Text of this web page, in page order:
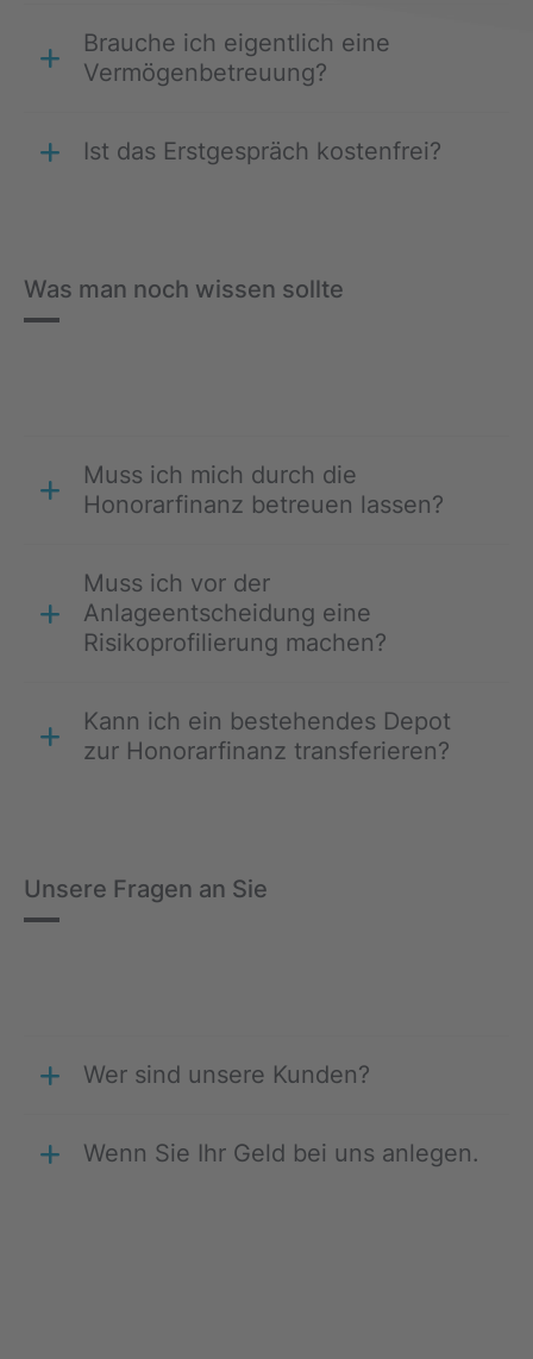
Brauche ich eigentlich eine
Vermögenbetreuung?
Ist das Erstgespräch kostenfrei?
Was man noch wissen sollte
Muss ich mich durch die
Honorarfinanz betreuen lassen?
Muss ich vor der
Anlageentscheidung eine
Risikoprofilierung machen?
Kann ich ein bestehendes Depot
zur Honorarfinanz transferieren?
Unsere Fragen an Sie
Wer sind unsere Kunden?
Wenn Sie Ihr Geld bei uns anlegen.